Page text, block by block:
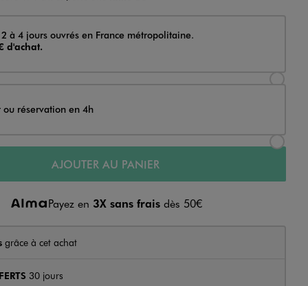
à 4 jours ouvrés en France métropolitaine.
d'achat.
ou réservation en 4h
AJOUTER AU PANIER
Payez en 3X sans fraisdès 50€
grâce à cet achat
30 jours